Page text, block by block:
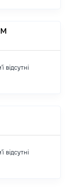
відсутні
відсутні